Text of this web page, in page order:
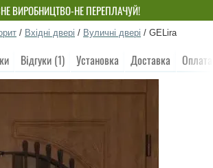
ВИРОБНИЦТВО-НЕ ПЕРЕПЛАЧУЙ!
/ Вхідні двері / Вуличні двері / GELira
Відгуки (1) Установка Доставка Оплата